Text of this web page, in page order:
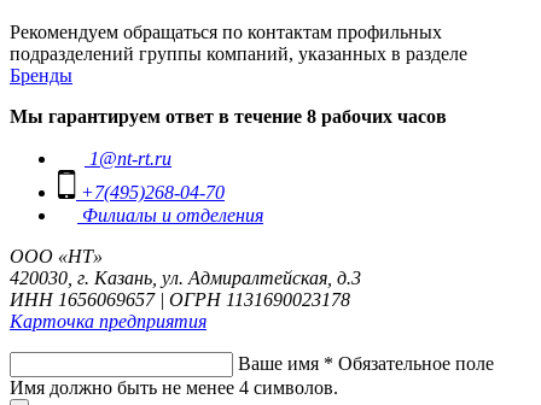
Рекомендуем обращаться по контактам профильных
подразделений группы компаний, указанных в разделе
Бренды
Мы гарантируем ответ в течение 8 рабочих часов
1@nt-rt.ru
+7(495)268-04-70
Филиалы и отделения
ООО «НТ»
420030, г. Казань, ул. Адмиралтейская, д.3
ИНН 1656069657 | ОГРН 1131690023178
Карточка предприятия
Ваше имя * Обязательное поле
Имя должно быть не менее 4 символов.